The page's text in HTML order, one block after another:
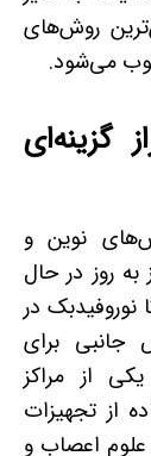
روش‌های
می‌شود.
گزینه‌ای
نوین و
به روز در حال
نوروفیدبک در
جانبی برای
از مراکز
از تجهیزات
اعصاب و